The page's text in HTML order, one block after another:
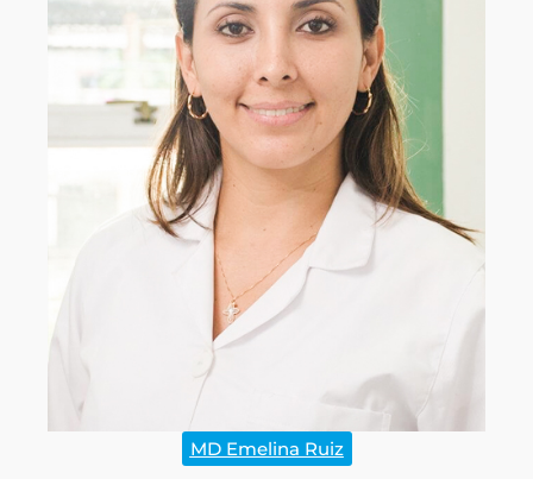
MD Emelina Ruiz